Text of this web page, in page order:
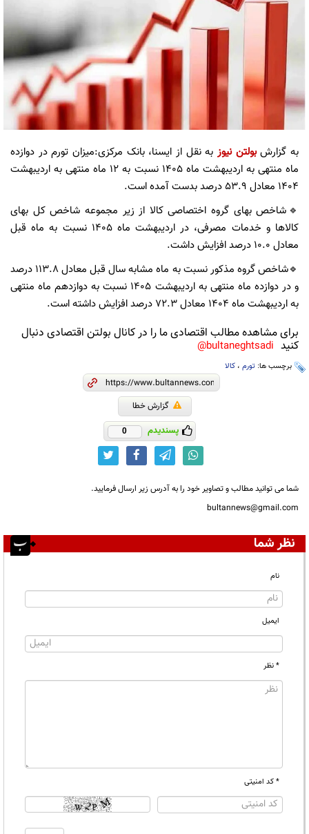
به گزارشبولتن نیوز به نقل از ایسنا، بانک مرکزی:میزان تورم در دوازده
ماه منتهی به اردیبهشت ماه ۱۴۰۵ نسبت به ۱۲ ماه منتهی به اردیبهشت
۱۴۰۴ معادل ۵۳.۹ درصد بدست آمده است.
🔹شاخص بهای گروه اختصاصی کالا از زیر مجموعه شاخص کل بهای
کالاها و خدمات مصرفی، در اردیبهشت ماه ۱۴۰۵ نسبت به ماه قبل
معادل ۱۰.۰ درصد افزایش داشت.
🔹شاخص گروه مذکور نسبت به ماه مشابه سال قبل معادل ۱۱۳.۸ درصد
و در دوازده ماه منتهی به اردیبهشت ۱۴۰۵ نسبت به دوازدهم ماه منتهی
به اردیبهشت ماه ۱۴۰۴ معادل ۷۲.۳ درصد افزایش داشته است.
برای مشاهده مطالب اقتصادی ما را در کانال بولتن اقتصادی دنبال
کنید bultaneghtsadi@
برچسب ها: تورم ، کالا
گزارش خطا
پسندیدم 0
شما می توانید مطالب و تصاویر خود را به آدرس زیر ارسال فرمایید.
bultannews@gmail.com
نظر شما
نام
ایمیل
* نظر
* کد امنیتی